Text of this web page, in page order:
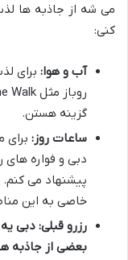
می شه از جاذبه ها
کنی:
آب و هوا: برای
گزینه هستن.
ساعات روز:
دبی و فواره های
پیشنهاد می
خاصی به این
رزرو قبلی: دبی
بعضی از جاذبه